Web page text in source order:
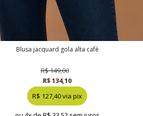
blusa jacquard gola alta café
R$ 149,00
R$ 134,10
R$ 127,40 via pix